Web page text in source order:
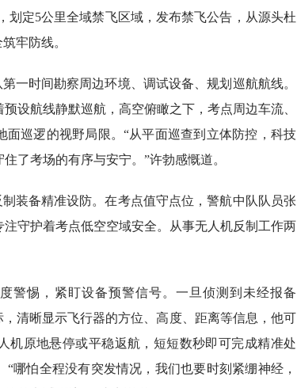
划定5公里全域禁飞区域，发布禁飞公告，从源头杜
牢防线。
一时间勘察周边环境、调试设备、规划巡航航线。
设航线静默巡航，高空俯瞰之下，考点周边车流、
面巡逻的视野局限。“从平面巡查到立体防控，科技
了考场的有序与安宁。”许勃感慨道。
装备精准设防。在考点值守点位，警航中队队员张
守护着考点低空空域安全。从事无人机反制工作两
警惕，紧盯设备预警信号。一旦侦测到未经报备
清晰显示飞行器的方位、高度、距离等信息，他可
机原地悬停或平稳返航，短短数秒即可完成精准处
哪怕全程没有突发情况，我们也要时刻紧绷神经，